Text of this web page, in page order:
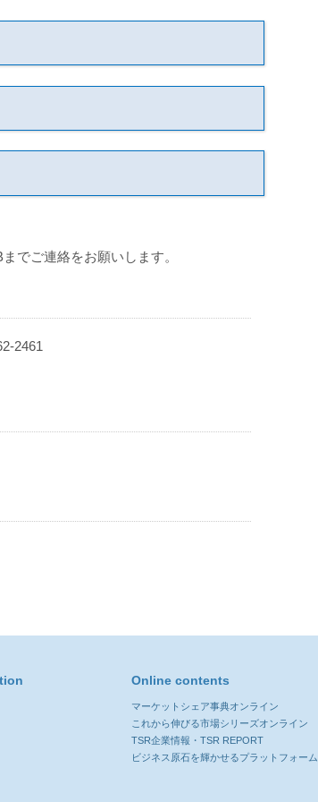
でご連絡をお願いします。
2461
Online contents
マーケットシェア事典オンライン
これから伸びる市場シリーズオンライン
TSR企業情報・TSR REPORT
ビジネス原石を輝かせるプラットフォーム